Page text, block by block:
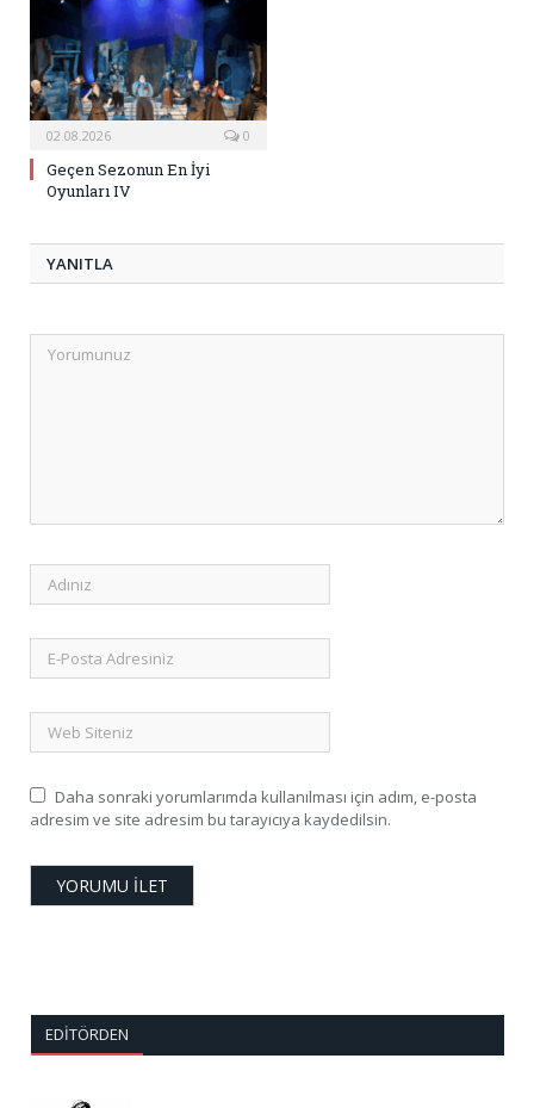
02.08.2026 0
Geçen Sezonun En İyi
Oyunları IV
YANITLA
Daha sonraki yorumlarımda kullanılması için adım, e-posta
adresim ve site adresim bu tarayıcıya kaydedilsin.
EDITÖRDEN